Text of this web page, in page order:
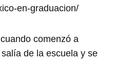
en-graduacion/
comenzó a
de la escuela y se